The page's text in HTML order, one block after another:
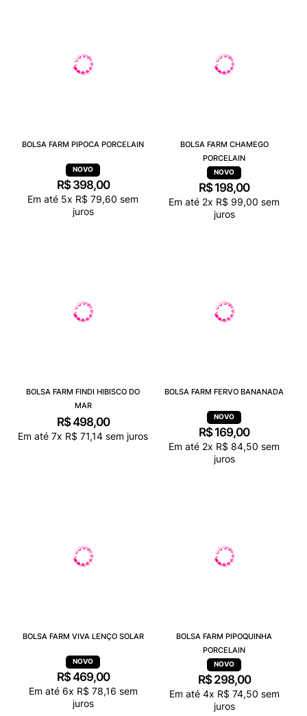
BOLSA FARM PIPOCA PORCELAIN
R$ 398,00
Em até 5x R$ 79,60 sem
juros
BOLSA FARM CHAMEGO
PORCELAIN
R$ 198,00
Em até 2x R$ 99,00 sem
juros
BOLSA FARM FINDI HIBISCO DO
MAR
R$498,00
Em até 7x R$ 71,14 sem juros
BOLSA FARM FERVO BANANADA
R$ 169,00
Em até 2x R$ 84,50 sem
juros
BOLSA FARM VIVA LENÇO SOLAR
R$469,00
Em até 6x R$ 78,16 sem
juros
BOLSA FARM PIPOQUINHA
PORCELAIN
R$ 298,00
Em até 4x R$ 74,50 sem
juros